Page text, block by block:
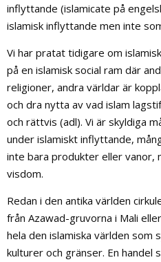
inflyttande (islamicate på
islamisk inflyttande men inte
Vi har pratat tidigare om
på en islamisk social ram där
religioner, andra världar är
och dra nytta av vad islam
och rättvis (adl). Vi är skyldiga
under islamiskt inflyttande,
inte bara produkter eller vanor,
visdom.
Redan i den antika världen
från Azawad-gruvorna i Mali
hela den islamiska världen som
kulturer och gränser. En handel